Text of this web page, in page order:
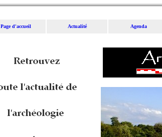
Page d'accueil Actualité Agenda